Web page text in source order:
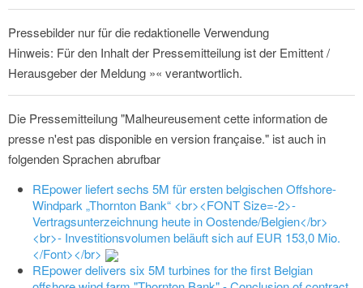
Pressebilder nur für die redaktionelle Verwendung
Hinweis: Für den Inhalt der Pressemitteilung ist der Emittent /
Herausgeber der Meldung »« verantwortlich.
Die Pressemitteilung "Malheureusement cette information de
presse n'est pas disponible en version française." ist auch in
folgenden Sprachen abrufbar
REpower liefert sechs 5M für ersten belgischen Offshore-
Windpark „Thornton Bank“ <br><FONT Size=-2>-
Vertragsunterzeichnung heute in Oostende/Belgien</br>
<br>- Investitionsvolumen beläuft sich auf EUR 153,0 Mio.
</Font></br>
REpower delivers six 5M turbines for the first Belgian